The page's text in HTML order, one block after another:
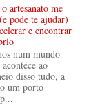
artesanato me
pode te ajudar)
e encontrar
num mundo
ao
disso tudo, a
um porto